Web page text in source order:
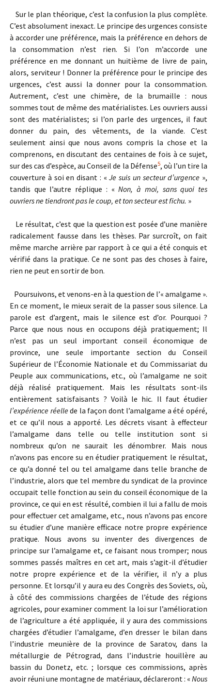
Sur le plan théorique, c’est la confusion la plus complète.
C’est absolument inexact. Le principe des urgences consiste
à accorder une préférence, mais la préférence en dehors de
la consommation n’est rien. Si l’on m’accorde une
préférence en me donnant un huitième de livre de pain,
alors, serviteur ! Donner la préférence pour le principe des
urgences, c’est aussi la donner pour la consommation.
Autrement, c’est une chimère, de la brumaille : nous
sommes tout de même des matérialistes. Les ouvriers aussi
sont des matérialistes; si l’on parle des urgences, il faut
donner du pain, des vêtements, de la viande. C’est
seulement ainsi que nous avons compris la chose et la
comprenons, en discutant des centaines de fois à ce sujet,
sur des cas d’espèce, au Conseil de la Défense5, où l’un tire la
couverture à soi en disant : «Je suis un secteur d’urgence »,
tandis que l’autre réplique : «Non, à moi, sans quoi tes
ouvriers ne tiendront pas le coup, et ton secteur est fichu. »
Le résultat, c’est que la question est posée d’une manière
radicalement fausse dans les thèses. Par surcroît, on fait
même marche arrière par rapport à ce qui a été conquis et
vérifié dans la pratique. Ce ne sont pas des choses à faire,
rien ne peut en sortir de bon.
Poursuivons, et venons-en à la question de l’« amalgame ».
En ce moment, le mieux serait de la passer sous silence. La
parole est d’argent, mais le silence est d’or. Pourquoi ?
Parce que nous nous en occupons déjà pratiquement; Il
n’est pas un seul important conseil économique de
province, une seule importante section du Conseil
Supérieur de l’Économie Nationale et du Commissariat du
Peuple aux communications, etc., où l’amalgame ne soit
déjà réalisé pratiquement. Mais les résultats sont-ils
entièrement satisfaisants ? Voilà le hic. Il faut étudier
l’expérience réellede la façon dont l’amalgame a été opéré,
et ce qu’il nous a apporté. Les décrets visant à effecteur
l’amalgame dans telle ou telle institution sont si
nombreux qu’on ne saurait les dénombrer. Mais nous
n’avons pas encore su en étudier pra­tiquement le résultat,
ce qu’a donné tel ou tel amalgame dans telle branche de
l’industrie, alors que tel membre du syndi­cat de la province
occupait telle fonction au sein du conseil économique de la
province, ce qui en est résulté, combien il lui a fallu de mois
pour effectuer cet amalgame, etc., nous n’avons pas encore
su étudier d’une manière efficace notre propre expérience
pratique. Nous avons su inventer des divergences de
principe sur l’amalgame et, ce faisant nous tromper; nous
sommes passés maîtres en cet art, mais s’agit-il d’étudier
notre propre expérience et de la vé­rifier, il n’y a plus
personne. Et lorsqu’il y aura eu des Congrès des Soviets, où,
à côté des commissions chargées de l’étude des régions
agricoles, pour examiner comment la loi sur l’amélioration
de l’agriculture a été appliquée, il y aura des commissions
chargées d’étudier l’amalgame, d’en dresser le bilan dans
l’industrie meunière de la province de Saratov, dans la
métallurgie de Pétrograd, dans l’industrie houillère au
bassin du Donetz, etc. ; lorsque ces commissions, après
avoir réuni une montagne de maté­riaux, déclareront : « Nous